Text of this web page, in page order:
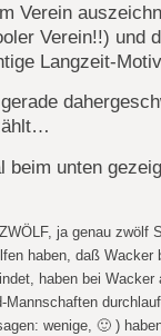
Verein
Verein!!) und
Langzeit-
beim unten
ja genau zwölf
haben, daß Wacker
haben bei
Mannschaften
wenige, 🙂 )